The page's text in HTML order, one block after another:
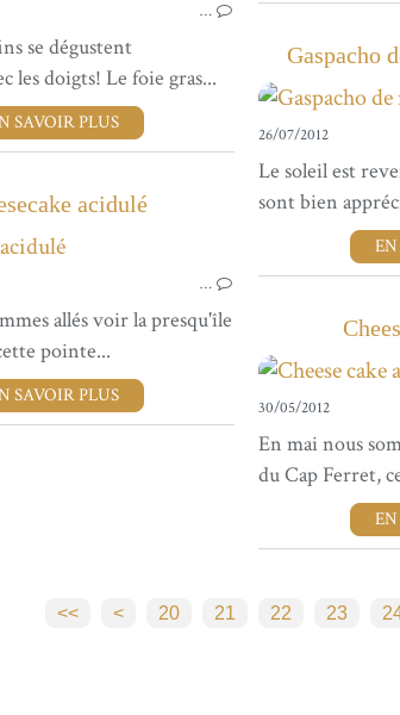
…
se dégustent
les doigts! Le foie gras...
SAVOIR PLUS
Gaspacho
26/07/2012
Le soleil est
sont bien
acidulé
…
allés voir la presqu'île
pointe...
SAVOIR PLUS
30/05/2012
En mai nous
du Cap Ferret,
<< < 10
20 21 22 23